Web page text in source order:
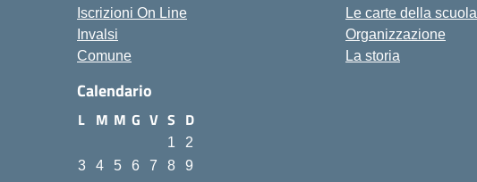
Iscrizioni On Line
Invalsi
Comune
Calendario
L M M G V S D
1
2
3
4 5 6 7 8
9
Le carte della scuola
Organizzazione
La storia